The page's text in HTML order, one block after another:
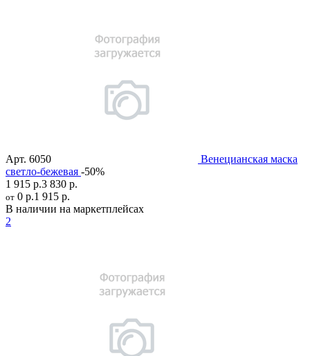
Арт. 6050
Венецианская маска
светло-бежевая -50%
1 915 р.3 830 р.
от 0 р.1 915 р.
В наличии на маркетплейсах
2